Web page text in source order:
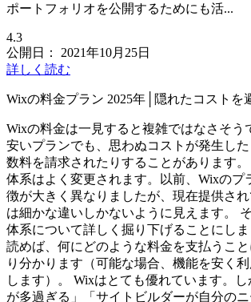
ポートフォリオを公開するためにも活...
4.3
公開日：
2021年10月25日
詳しく読む
Wixの料金プラン 2025年│隠れたコストを
Wixの料金は一見すると複雑ではなさそう
安いプランでも、思わぬコストが発生し
数料を請求されたりすることがあります
体系はよく変更されます。以前、Wixのプ
徴が大きく異なりましたが、現在提供さ
は細かな違いしかないように見えます。
体系について詳しく掘り下げることにし
読めば、何にどのような料金を支払うこ
り分かります（可能な場合、機能を安く
します）。 Wixはとても優れています。
が多過ぎる」「サイトビルダーが自分のニ